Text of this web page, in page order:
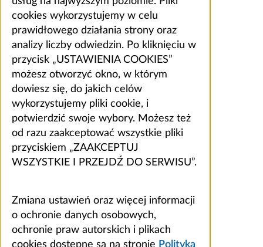
cookies wykorzystujemy w celu
prawidłowego działania strony oraz
analizy liczby odwiedzin. Po kliknięciu w
przycisk „USTAWIENIA COOKIES”
możesz otworzyć okno, w którym
dowiesz się, do jakich celów
wykorzystujemy pliki cookie, i
potwierdzić swoje wybory. Możesz też
od razu zaakceptować wszystkie pliki
przyciskiem „ZAAKCEPTUJ
WSZYSTKIE I PRZEJDŹ DO SERWISU”.
Zmiana ustawień oraz więcej informacji
o ochronie danych osobowych,
ochronie praw autorskich i plikach
cookies dostępne są na stronie Polityka